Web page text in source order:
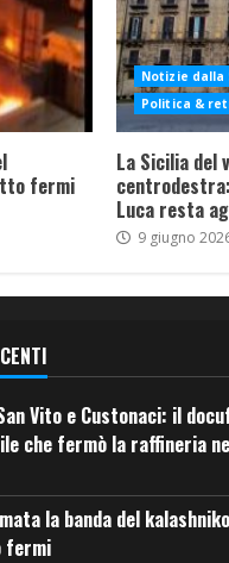
fermi
Notizie dalla
Politica &
La Sicilia del
Luca resta
9 giugno
Vito e Custonaci: il
che fermò la raffineria
la banda del
fermi